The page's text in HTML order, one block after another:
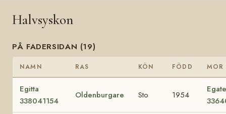
Halvsyskon
PÅ FADERSIDAN (19)
NAMN RAS KÖN FÖDD MOR
Egitta
338041154
Oldenburgare Sto 1954